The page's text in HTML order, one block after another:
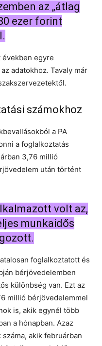
az „átlag
ezer forint
években egyre
adatokhoz. Tavaly már
számokhoz
a PA
a foglalkoztatás
3,76 millió
után történt
volt az,
munkaidős
foglalkoztatott és
bérjövedelemben
különbség van. Ezt az
millió bérjövedelemmel
is, akik egynél több
a hónapban. Azaz
akik februárban